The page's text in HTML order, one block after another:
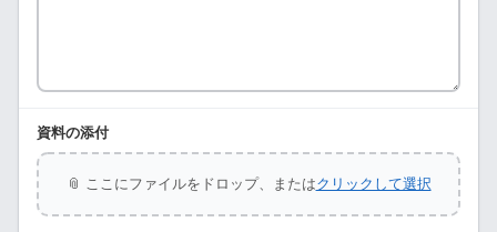
資料の添付
📎 ここにファイルをドロップ、またはクリックして選択